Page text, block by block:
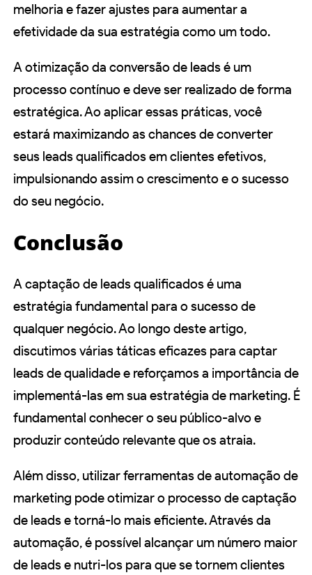
melhoria e fazer ajustes para aumentar a
efetividade da sua estratégia como um todo.
A otimização da conversão de leads é um
processo contínuo e deve ser realizado de forma
estratégica. Ao aplicar essas práticas, você
estará maximizando as chances de converter
seus leads qualificados em clientes efetivos,
impulsionando assim o crescimento e o sucesso
do seu negócio.
Conclusão
A captação de leads qualificados é uma
estratégia fundamental para o sucesso de
qualquer negócio. Ao longo deste artigo,
discutimos várias táticas eficazes para captar
leads de qualidade e reforçamos a importância de
implementá-las em sua estratégia de marketing. É
fundamental conhecer o seu público-alvo e
produzir conteúdo relevante que os atraia.
Além disso, utilizar ferramentas de automação de
marketing pode otimizar o processo de captação
de leads e torná-lo mais eficiente. Através da
automação, é possível alcançar um número maior
de leads e nutri-los para que se tornem clientes